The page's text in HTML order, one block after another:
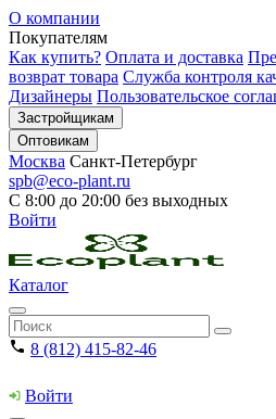
О компании
Покупателям
Как купить? Оплата и доставка
возврат товара Служба контроля
Дизайнеры Пользовательское
Застройщикам
Оптовикам
Москва Санкт-Петербург
spb@eco-plant.ru
С 8:00 до 20:00 без выходных
Войти
Каталог
8 (812) 415-82-46
Войти